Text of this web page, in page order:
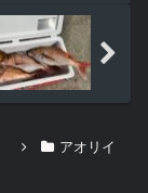
アオリイ